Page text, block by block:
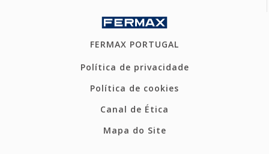
FERMAX PORTUGAL
Política de privacidade
Política de cookies
Canal de Ética
Mapa do Site